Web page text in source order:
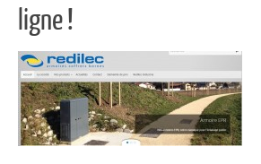
ligne !